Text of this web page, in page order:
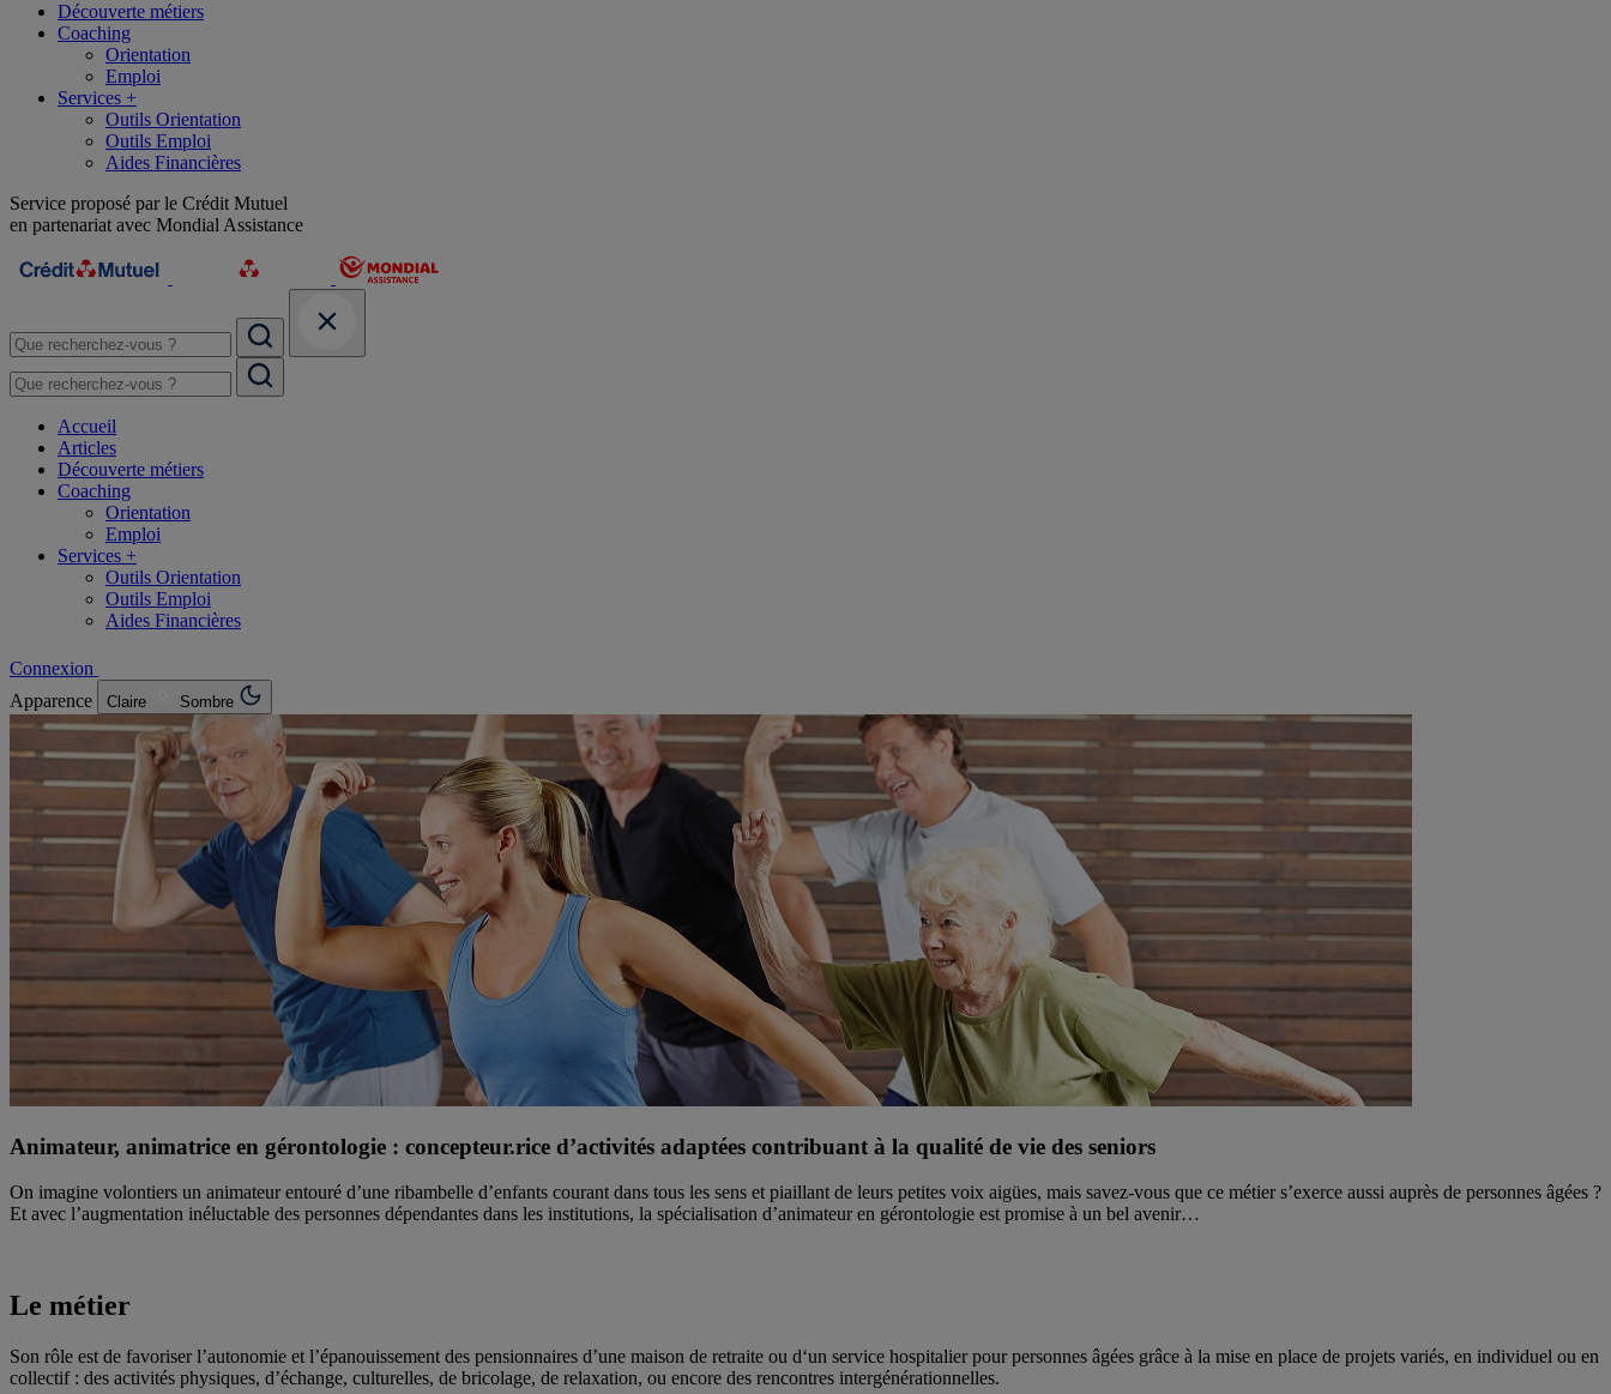
Découverte métiers
Coaching
Orientation
Emploi
Services +
Outils Orientation
Outils Emploi
Aides Financières
Service proposé par le Crédit Mutuel
en partenariat avec Mondial Assistance
Accueil
Articles
Découverte métiers
Coaching
Orientation
Emploi
Services +
Outils Orientation
Outils Emploi
Aides Financières
Connexion
Apparence
Claire Sombre
Animateur, animatrice en gérontologie : concepteur.rice d’activités adaptées contribuant à la qualité de vie des seniors
On imagine volontiers un animateur entouré d’une ribambelle d’enfants courant dans tous les sens et piaillant de leurs petites voix aigües, mais savez-vous que ce métier s’exerce aussi auprès de personnes âgées ?
Et avec l’augmentation inéluctable des personnes dépendantes dans les institutions, la spécialisation d’animateur en gérontologie est promise à un bel avenir…
Le métier
Son rôle est de favoriser l’autonomie et l’épanouissement des pensionnaires d’une maison de retraite ou d‘un service hospitalier pour personnes âgées grâce à la mise en place de projets variés, en individuel ou en
collectif : des activités physiques, d’échange, culturelles, de bricolage, de relaxation, ou encore des rencontres intergénérationnelles.